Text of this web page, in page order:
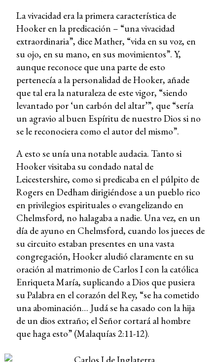
La vivacidad era la primera característica de
Hooker en la predicación – “una vivacidad
extraordinaria”, dice Mather, “vida en su voz, en
su ojo, en su mano, en sus movimientos”. Y,
aunque reconoce que una parte de esto
pertenecía a la personalidad de Hooker, añade
que tal era la naturaleza de este vigor, “siendo
levantado por ‘un carbón del altar’”, que “sería
un agravio al buen Espíritu de nuestro Dios si no
se le reconociera como el autor del mismo”.
A esto se unía una notable audacia. Tanto si
Hooker visitaba su condado natal de
Leicestershire, como si predicaba en el púlpito de
Rogers en Dedham dirigiéndose a un pueblo rico
en privilegios espirituales o evangelizando en
Chelmsford, no halagaba a nadie. Una vez, en un
día de ayuno en Chelmsford, cuando los jueces de
su circuito estaban presentes en una vasta
congregación, Hooker aludió claramente en su
oración al matrimonio de Carlos I con la católica
Enriqueta María, suplicando a Dios que pusiera
su Palabra en el corazón del Rey, “se ha cometido
una abominación… Judá se ha casado con la hija
de un dios extraño; el Señor cortará al hombre
que haga esto” (Malaquías 2:11-12).